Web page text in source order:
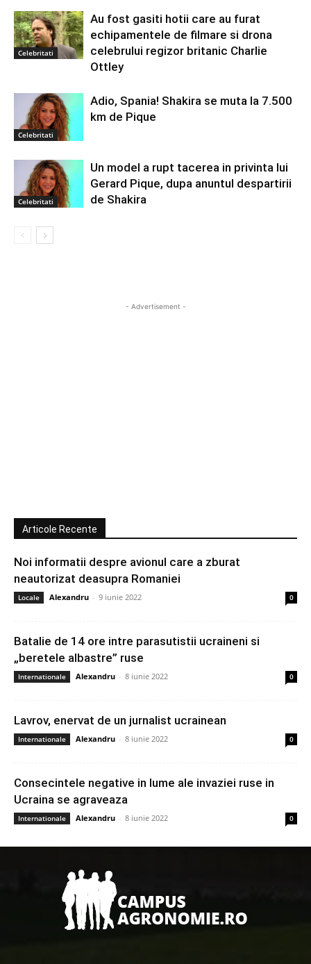
Celebritati
Au fost gasiti hotii care au furat
echipamentele de filmare si drona
celebrului regizor britanic Charlie
Ottley
Celebritati
Adio, Spania! Shakira se muta la 7.500
km de Pique
Celebritati
Un model a rupt tacerea in privinta lui
Gerard Pique, dupa anuntul despartirii
de Shakira
- Advertisement -
Articole Recente
Noi informatii despre avionul care a zburat
neautorizat deasupra Romaniei
Locale Alexandru - 9 iunie 2022 0
Batalie de 14 ore intre parasutistii ucraineni si
„beretele albastre” ruse
Internationale Alexandru - 8 iunie 2022 0
Lavrov, enervat de un jurnalist ucrainean
Internationale Alexandru - 8 iunie 2022 0
Consecintele negative in lume ale invaziei ruse in
Ucraina se agraveaza
Internationale Alexandru - 8 iunie 2022 0